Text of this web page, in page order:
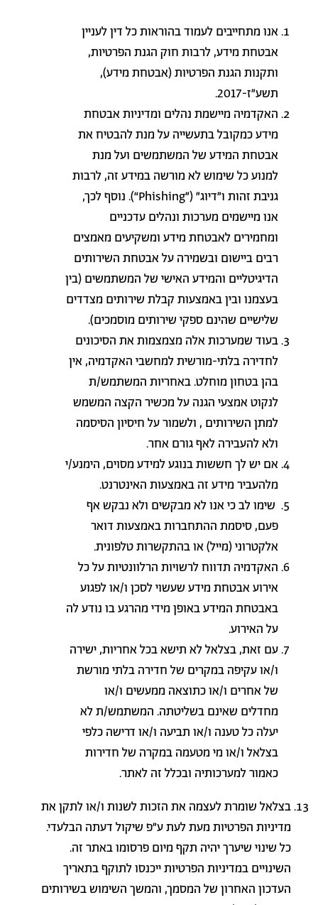
אנו מתחייבים לעמוד בהוראות כל דין לעניין
אבטחת מידע, לרבות חוק הגנת הפרטיות,
ותקנות הגנת הפרטיות (אבטחת מידע),
תשע"ז-2017
.
האקדמיה מיישמת נהלים ומדיניות אבטחת
מידע כמקובל בתעשייה על מנת להבטיח את
אבטחת המידע של המשתמשים ועל מנת
למנוע כל שימוש לא מורשה במידע זה, לרבות
גניבת זהות ו"דיוג" (“Phishing”). נוסף לכך,
אנו מיישמים מערכות ונהלים עדכניים
ומחמירים לאבטחת מידע ומשקיעים מאמצים
רבים ביישום ובשמירה על אבטחת השירותים
הדיגיטליים והמידע האישי של המשתמשים (בין
בעצמנו ובין באמצעות קבלת שירותים מצדדים
שלישיים שהינם ספקי שירותים מוסמכים).
בעוד שמערכות אלה מצמצמות את הסיכונים
לחדירה בלתי-מורשית למחשבי האקדמיה, אין
בהן בטחון מוחלט. באחריות המשתמש/ת
לנקוט אמצעי הגנה על מכשיר הקצה המשמש
למתן השירותים , ולשמור על חיסיון הסיסמה
ולא להעבירה לאף גורם אחר.
אם יש לך חששות בנוגע למידע מסוים, הימנע/י
מלהעביר מידע זה באמצעות האינטרנט.
שימו לב כי אנו לא מבקשים ולא נבקש אף
פעם, סיסמת ההתחברות באמצעות דואר
אלקטרוני (מייל) או בהתקשרות טלפונית.
האקדמיה תדווח לרשויות הרלוונטיות על כל
אירוע אבטחת מידע שעשוי לסכן ו/או לפגוע
באבטחת המידע באופן מידי מהרגע בו נודע לה
על האירוע.
עם זאת, בצלאל לא תישא בכל אחריות, ישירה
ו/או עקיפה במקרים של חדירה בלתי מורשת
של אחרים ו/או כתוצאה ממעשים ו/או
מחדלים שאינם בשליטתה. המשתמש/ת לא
יעלה כל טענה ו/או תביעה ו/או דרישה כלפי
בצלאל ו/או מי מטעמה במקרה של חדירות
כאמור למערכותיה ובכלל זה לאתר.
בצלאל שומרת לעצמה את הזכות לשנות ו/או לתקן את
מדיניות הפרטיות מעת לעת ע"פ שיקול דעתה הבלעדי.
כל שינוי שיערך יהיה תקף מיום פרסומו באתר זה.
השינויים במדיניות הפרטיות ייכנסו לתוקף בתאריך
העדכון האחרון של המסמך, והמשך השימוש בשירותים